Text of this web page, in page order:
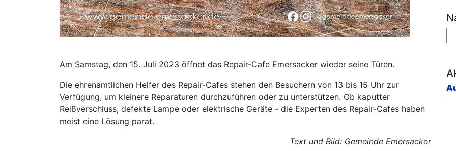
Am Samstag, den 15. Juli 2023 öffnet das Repair-Cafe Emersacker wieder seine Türen.
Die ehrenamtlichen Helfer des Repair-Cafes stehen den Besuchern von 13 bis 15 Uhr zur
Verfügung, um kleinere Reparaturen durchzuführen oder zu unterstützen. Ob kaputter
Reißverschluss, defekte Lampe oder elektrische Geräte - die Experten des Repair-Cafes haben
meist eine Lösung parat.
Text und Bild: Gemeinde Emersacker